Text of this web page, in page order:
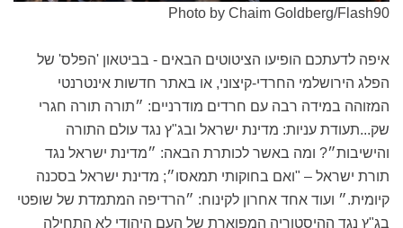
Photo by Chaim Goldberg/Flash90
איפה לדעתכם הופיעו הציטוטים הבאים - בביטאון 'הפלס' של
הפלג הירושלמי החרדי-קיצוני, או באתר חדשות אינטרנטי
המזוהה במידה רבה עם חרדים מודרניים: ״תורה תורה חגרי
שק...תעודת עניות: מדינת ישראל ובג"ץ נגד עולם התורה
והישיבות״? ומה באשר לכותרת הבאה: ״מדינת ישראל נגד
תורת ישראל – "ואם בחוקותי תמאסו״; מדינת ישראל בסכנה
קיומית.״ ועוד אחד אחרון לקינוח: ״הרדיפה המתמדת של שופטי
בג"ץ נגד ההיסטוריה המפוארת של העם היהודי לא התחילה